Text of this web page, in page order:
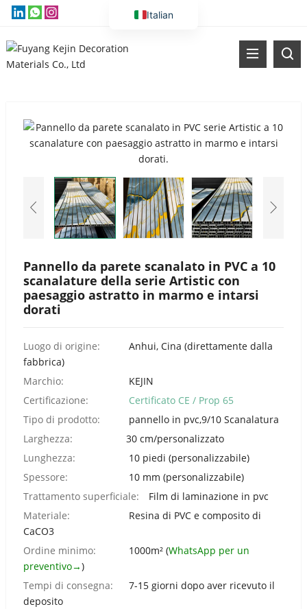
Pannello da parete scanalato in PVC a 10
scanalature della serie Artistic con
paesaggio astratto in marmo e intarsi
dorati
Luogo di origine:
Anhui, Cina (direttamente dalla
fabbrica)
Marchio:
KEJIN
Certificazione:
Certificato CE / Prop 65
Tipo di prodotto:
pannello in pvc,9/10 Scanalatura
Larghezza:
30 cm/personalizzato
Lunghezza:
10 piedi (personalizzabile)
Spessore:
10 mm (personalizzabile)
Trattamento superficiale:
Film di laminazione in pvc
Materiale:
Resina di PVC e composito di
CaCO3
Ordine minimo:
1000m² (WhatsApp per un
preventivo→)
Tempi di consegna:
7-15 giorni dopo aver ricevuto il
deposito
Italian
Malay
Indonesian
Korean
Bengali
Arabic
Uzbek
Spanish
Turkish
German
Japanese
French
Myanmar
Romanian